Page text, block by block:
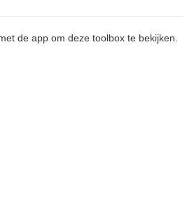
de app om deze toolbox te bekijken.